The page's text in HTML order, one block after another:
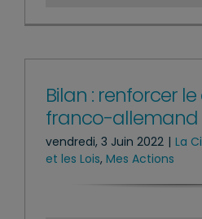
Bilan : renforcer
franco-allemand
vendredi, 3 Juin 2022 | La
et les Lois, Mes Actions